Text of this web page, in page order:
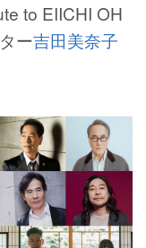
to EIICHI OH
ー吉田美奈子